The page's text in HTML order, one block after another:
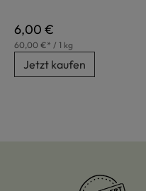
Regulärer Preis:
6,00 €
60,00 €* / 1 kg
Jetzt kaufen